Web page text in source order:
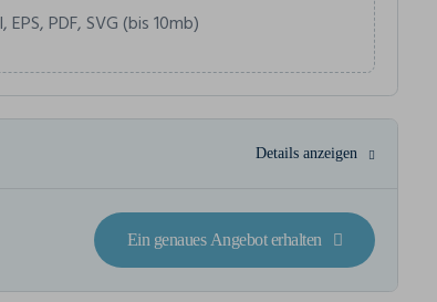
EPS, PDF, SVG (bis 10mb)
Details anzeigen
Ein genaues Angebot erhalten